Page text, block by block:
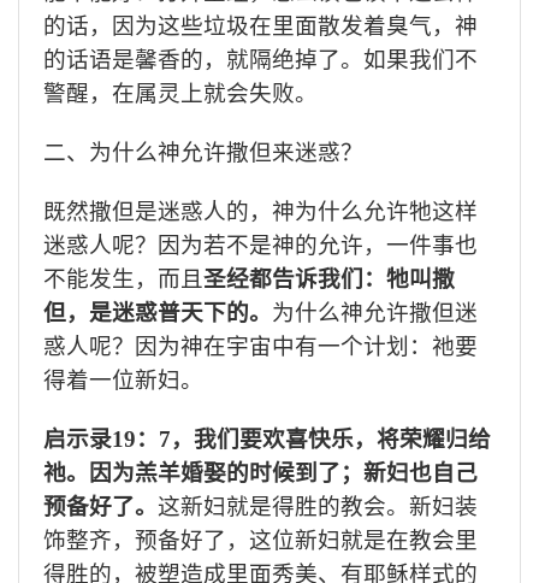
的话，因为这些垃圾在里面散发着臭气，神
的话语是馨香的，就隔绝掉了。如果我们不
警醒，在属灵上就会失败。
二、为什么神允许撒但来迷惑？
既然撒但是迷惑人的，神为什么允许牠这样
迷惑人呢？因为若不是神的允许，一件事也
不能发生，而且 圣经都告诉我们：牠叫撒
但，是迷惑普天下的。 为什么神允许撒但迷
惑人呢？因为神在宇宙中有一个计划：祂要
得着一位新妇。
启示录19： 7，我们要欢喜快乐，将荣耀归给
祂。因为羔羊婚娶的时候到了；新妇也自己
预备好了。 这新妇就是得胜的教会。新妇装
饰整齐，预备好了，这位新妇就是在教会里
得胜的，被塑造成里面秀美、有耶稣样式的